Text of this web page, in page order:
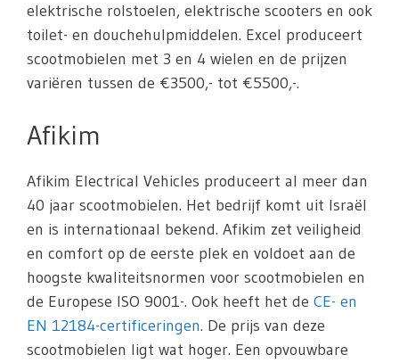
elektrische rolstoelen, elektrische scooters en ook
toilet- en douchehulpmiddelen. Excel produceert
scootmobielen met 3 en 4 wielen en de prijzen
variëren tussen de €3500,- tot €5500,-.
Afikim
Afikim Electrical Vehicles produceert al meer dan
40 jaar scootmobielen. Het bedrijf komt uit Israël
en is internationaal bekend. Afikim zet veiligheid
en comfort op de eerste plek en voldoet aan de
hoogste kwaliteitsnormen voor scootmobielen en
de Europese ISO 9001-. Ook heeft het de CE- en
EN 12184-certificeringen. De prijs van deze
scootmobielen ligt wat hoger. Een opvouwbare